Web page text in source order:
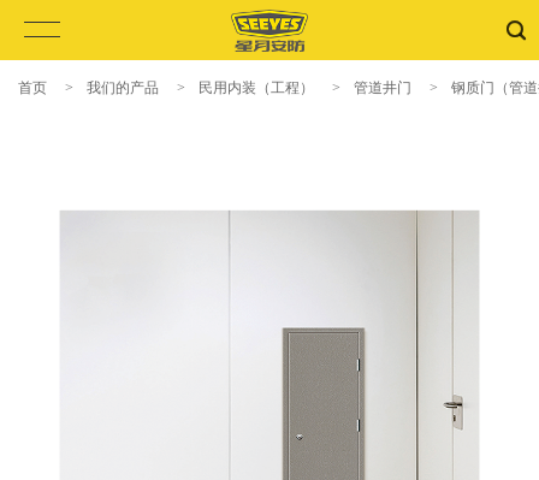
首页 > 我们的产品 > 民用内装（工程） > 管道井门 > 钢质门（管